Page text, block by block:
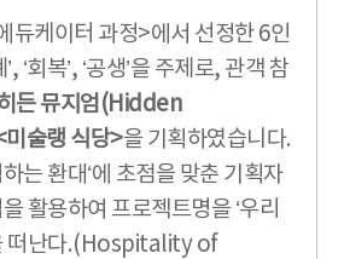
듀케이터 과정>에서 선정한 6인
‘회복’, ‘공생’을 주제로, 관객 참
든 뮤지엄(Hidden
미술랭 식당>을 기획하였습니다.
는 환대‘에 초점을 맞춘 기획자
활용하여 프로젝트명을 ‘우리
떠난다.(Hospitality of